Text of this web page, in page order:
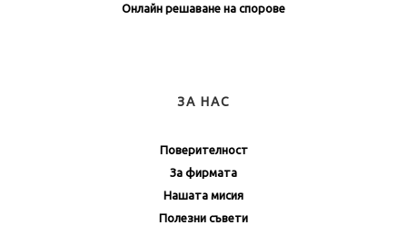
Онлайн решаване на спорове
ЗА НАС
Поверителност
За фирмата
Нашата мисия
Полезни съвети